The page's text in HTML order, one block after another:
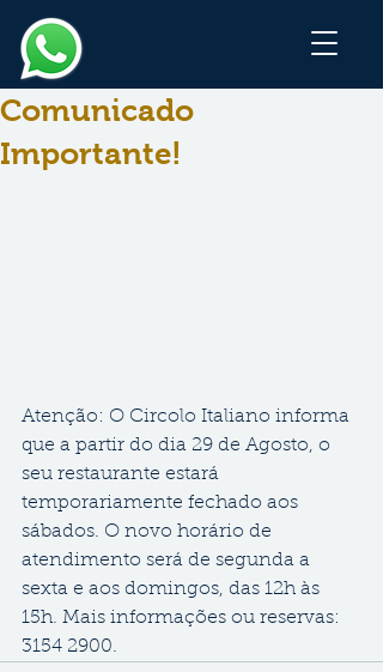
Comunicado
Importante!
Atenção: O Circolo Italiano informa
que a partir do dia 29 de Agosto, o
seu restaurante estará
temporariamente fechado aos
sábados. O novo horário de
atendimento será de segunda a
sexta e aos domingos, das 12h às
15h. Mais informações ou reservas:
3154 2900.